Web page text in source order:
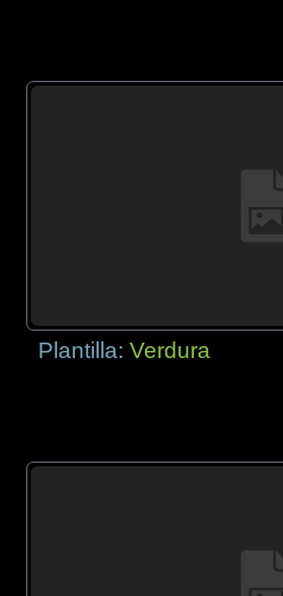
Plantilla:Verdura